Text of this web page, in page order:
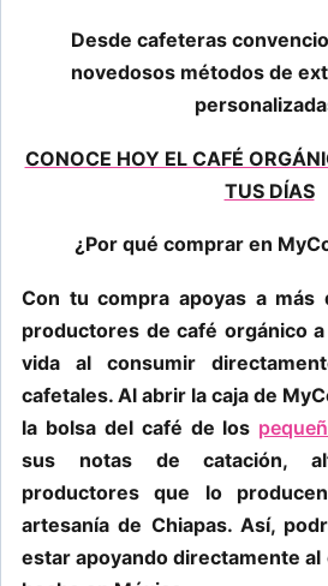
Desde cafeteras
novedosos métodos de
CONOCE HOY EL CAFÉ
TUS DÍAS
¿Por qué comprar en
Con tu compra apoyas a más
productores de café orgánico
vida al consumir
cafetales. Al abrir la caja de
la bolsa del café de los
sus notas de catación,
productores que lo
artesanía de Chiapas. Así,
estar apoyando directamente al